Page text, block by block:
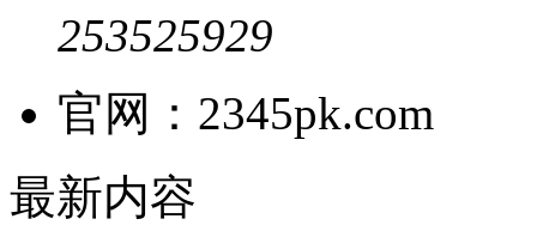
253525929
官网：2345pk.com
最新内容